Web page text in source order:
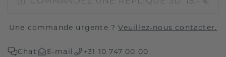
Une commande urgente ?Veuillez-nous contacter.
Chat E-mail +31 10 747 00 00